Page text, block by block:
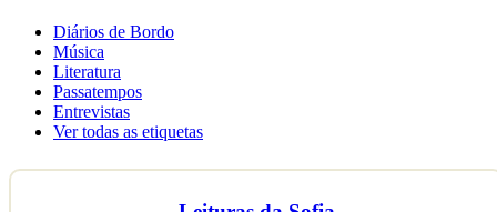
Diários de Bordo
Música
Literatura
Passatempos
Entrevistas
Ver todas as etiquetas